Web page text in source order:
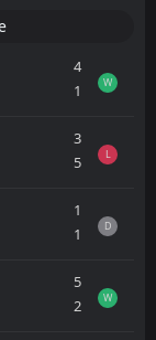
4
1
W
3
5
L
1
1
D
5
2
W